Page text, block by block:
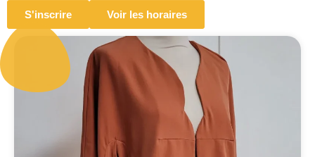
S'inscrire Voir les horaires